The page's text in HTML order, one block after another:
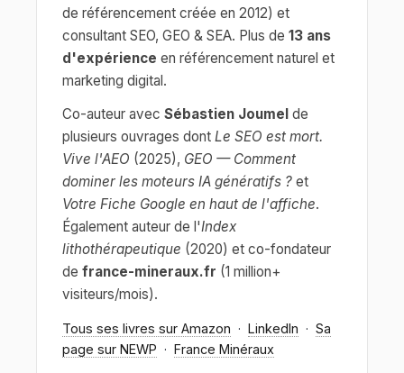
de référencement créée en 2012) et
consultant SEO, GEO & SEA. Plus de 13 ans
d'expérience en référencement naturel et
marketing digital.
Co-auteur avec Sébastien Joumel de
plusieurs ouvrages dont Le SEO est mort.
Vive l'AEO (2025), GEO — Comment
dominer les moteurs IA génératifs ? et
Votre Fiche Google en haut de l'affiche.
Également auteur de l'Index
lithothérapeutique (2020) et co-fondateur
de france-mineraux.fr (1 million+
visiteurs/mois).
Tous ses livres sur Amazon · LinkedIn · Sa
page sur NEWP · France Minéraux